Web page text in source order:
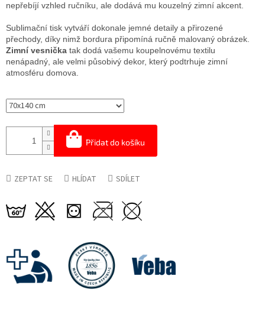
Přidat do košíku
nepřebíjí vzhled ručníku, ale dodává mu kouzelný zimní akcent.
Sublimační tisk vytváří dokonale jemné detaily a přirozené
přechody, díky nimž bordura připomíná ručně malovaný obrázek.
Zimní vesnička tak dodá vašemu koupelnovému textilu
nenápadný, ale velmi působivý dekor, který podtrhuje zimní
atmosféru domova.
ZEPTAT SE HLÍDAT SDÍLET